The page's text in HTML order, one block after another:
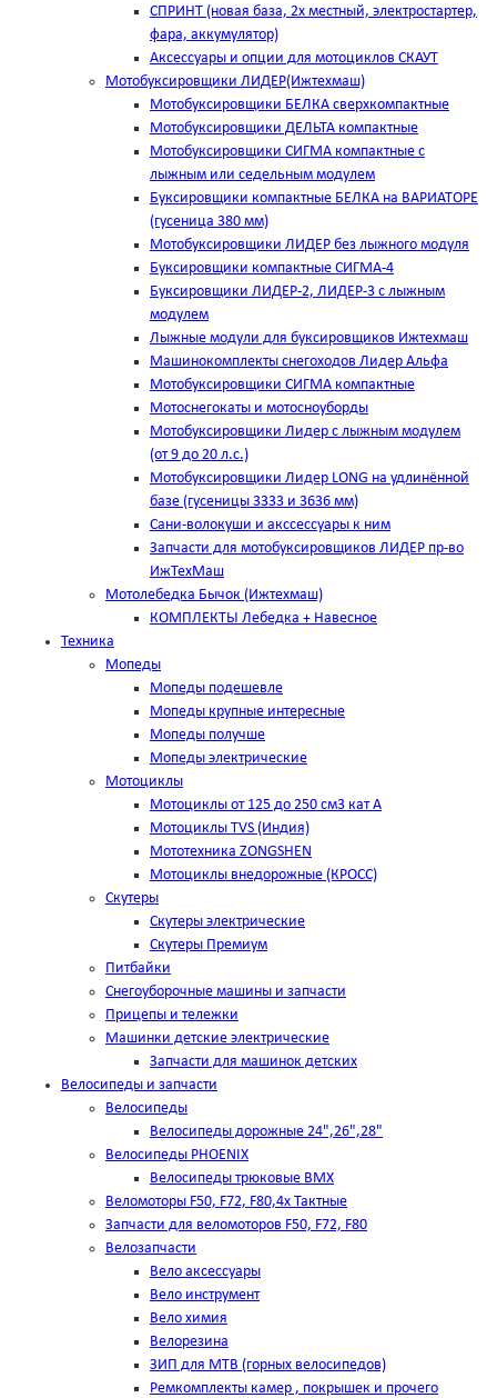
СПРИНТ (новая база, 2х местный, электростартер,
фара, аккумулятор)
Аксессуары и опции для мотоциклов СКАУТ
Мотобуксировщики ЛИДЕР(Ижтехмаш)
Мотобуксировщики БЕЛКА сверхкомпактные
Мотобуксировщики ДЕЛЬТА компактные
Мотобуксировщики СИГМА компактные с
лыжным или седельным модулем
Буксировщики компактные БЕЛКА на ВАРИАТОРЕ
(гусеница 380 мм)
Мотобуксировщики ЛИДЕР без лыжного модуля
Буксировщики компактные СИГМА-4
Буксировщики ЛИДЕР-2, ЛИДЕР-3 c лыжным
модулем
Лыжные модули для буксировщиков Ижтехмаш
Машинокомплекты снегоходов Лидер Альфа
Мотобуксировщики СИГМА компактные
Мотоснегокаты и мотосноуборды
Мотобуксировщики Лидер с лыжным модулем
(от 9 до 20 л.с.)
Мотобуксировщики Лидер LONG на удлинённой
базе (гусеницы 3333 и 3636 мм)
Сани-волокуши и акссессуары к ним
Запчасти для мотобуксировщиков ЛИДЕР пр-во
ИжТехМаш
Мотолебедка Бычок (Ижтехмаш)
КОМПЛЕКТЫ Лебедка + Навесное
Техника
Мопеды
Мопеды подешевле
Мопеды крупные интересные
Мопеды получше
Мопеды электрические
Мотоциклы
Мотоциклы от 125 до 250 см3 кат А
Мотоциклы TVS (Индия)
Мототехника ZONGSHEN
Мотоциклы внедорожные (КРОСС)
Скутеры
Скутеры электрические
Скутеры Премиум
Питбайки
Снегоуборочные машины и запчасти
Прицепы и тележки
Машинки детские электрические
Запчасти для машинок детских
Велосипеды и запчасти
Велосипеды
Велосипеды дорожные 24",26",28"
Велосипеды PHOENIX
Велосипеды трюковые BMX
Веломоторы F50, F72, F80,4х Тактные
Запчасти для веломоторов F50, F72, F80
Велозапчасти
Вело аксессуары
Вело инструмент
Вело химия
Велорезина
ЗИП для MTB (горных велосипедов)
Ремкомплекты камер , покрышек и прочего